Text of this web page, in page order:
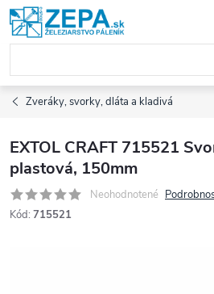
Prejsť
na
obsah
Zveráky, svorky, dláta a kladivá
EXTOL CRAFT 715521
plastová, 150mm
Neohodnotené
Kód: 715521